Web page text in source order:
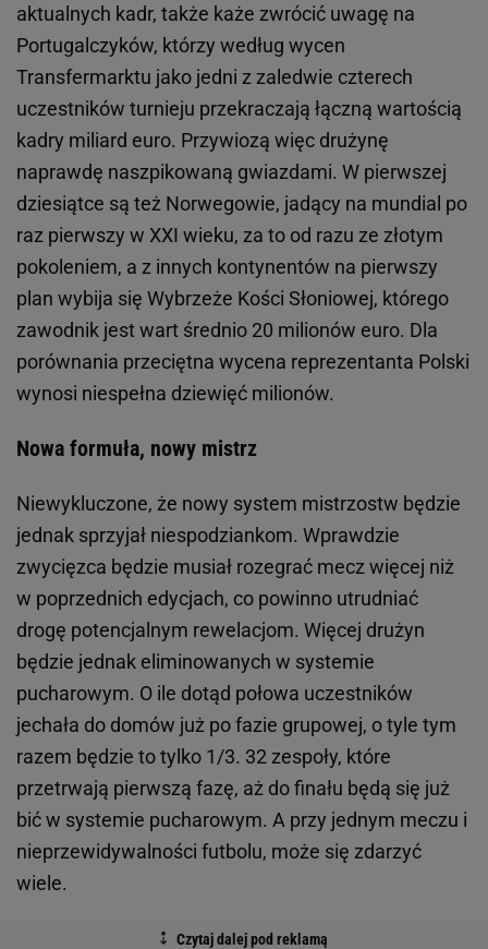
aktualnych kadr, także każe zwrócić uwagę na
Portugalczyków, którzy według wycen
Transfermarktu jako jedni z zaledwie czterech
uczestników turnieju przekraczają łączną wartością
kadry miliard euro. Przywiozą więc drużynę
naprawdę naszpikowaną gwiazdami. W pierwszej
dziesiątce są też Norwegowie, jadący na mundial po
raz pierwszy w XXI wieku, za to od razu ze złotym
pokoleniem, a z innych kontynentów na pierwszy
plan wybija się Wybrzeże Kości Słoniowej, którego
zawodnik jest wart średnio 20 milionów euro. Dla
porównania przeciętna wycena reprezentanta Polski
wynosi niespełna dziewięć milionów.
Nowa formuła, nowy mistrz
Niewykluczone, że nowy system mistrzostw będzie
jednak sprzyjał niespodziankom. Wprawdzie
zwycięzca będzie musiał rozegrać mecz więcej niż
w poprzednich edycjach, co powinno utrudniać
drogę potencjalnym rewelacjom. Więcej drużyn
będzie jednak eliminowanych w systemie
pucharowym. O ile dotąd połowa uczestników
jechała do domów już po fazie grupowej, o tyle tym
razem będzie to tylko 1/3. 32 zespoły, które
przetrwają pierwszą fazę, aż do finału będą się już
bić w systemie pucharowym. A przy jednym meczu i
nieprzewidywalności futbolu, może się zdarzyć
wiele.